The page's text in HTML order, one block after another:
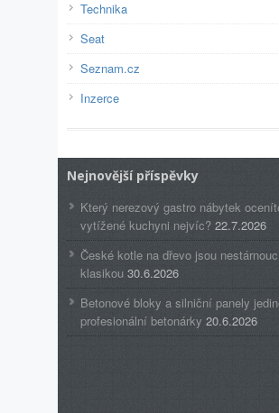
Technika
Seat
Seznam.cz
Inzerce
Nejnovější příspěvky
Který nerezový gastro nábytek
vytížené kuchyni nejvíc? 22.7.2026
České kotle na dřevo jsou
klasikou 30.6.2026
Betonové bloky a silniční panely
profesionální betonárky 20.6.2026